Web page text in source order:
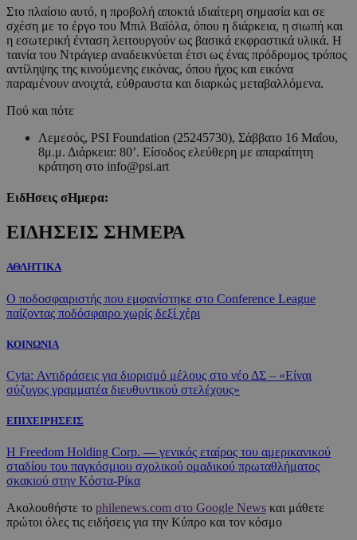
Στο πλαίσιο αυτό, η προβολή αποκτά ιδιαίτερη σημασία και σε
σχέση με το έργο του Μπιλ Βαϊόλα, όπου η διάρκεια, η σιωπή και
η εσωτερική ένταση λειτουργούν ως βασικά εκφραστικά υλικά. Η
ταινία του Ντράγιερ αναδεικνύεται έτσι ως ένας πρόδρομος τρόπος
αντίληψης της κινούμενης εικόνας, όπου ήχος και εικόνα
παραμένουν ανοιχτά, εύθραυστα και διαρκώς μεταβαλλόμενα.
Πού και πότε
Λεμεσός, PSI Foundation (25245730), Σάββατο 16 Μαΐου,
8μ.μ. Διάρκεια: 80’. Είσοδος ελεύθερη με απαραίτητη
κράτηση στο info@psi.art
ΕιδΗσεις σΗμερα:
ΕΙΔΗΣΕΙΣ ΣΗΜΕΡΑ
ΑΘΛΗΤΙΚΑ
Ο ποδοσφαιριστής που εμφανίστηκε στο Conference League
παίζοντας ποδόσφαιρο χωρίς δεξί χέρι
ΚΟΙΝΩΝΙΑ
Cyta: Αντιδράσεις για διορισμό μέλους στο νέο ΔΣ – «Είναι
σύζυγος γραμματέα διευθυντικού στελέχους»
ΕΠΙΧΕΙΡΗΣΕΙΣ
Η Freedom Holding Corp. — γενικός εταίρος του αμερικανικού
σταδίου του παγκόσμιου σχολικού ομαδικού πρωταθλήματος
σκακιού στην Κόστα-Ρίκα
Ακολουθήστε το philenews.com στο Google News και μάθετε
πρώτοι όλες τις ειδήσεις για την Κύπρο και τον κόσμο